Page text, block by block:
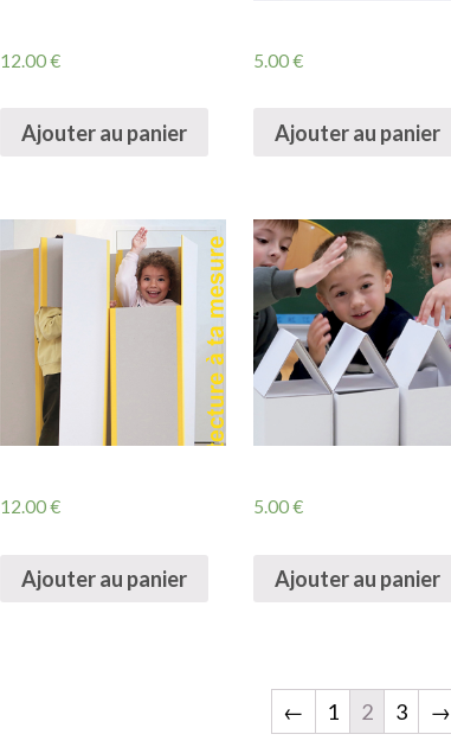
12.00€
Ajouter au panier
5.00€
Ajouter au panier
12.00€
Ajouter au panier
5.00€
Ajouter au panier
← 1 2 3 →